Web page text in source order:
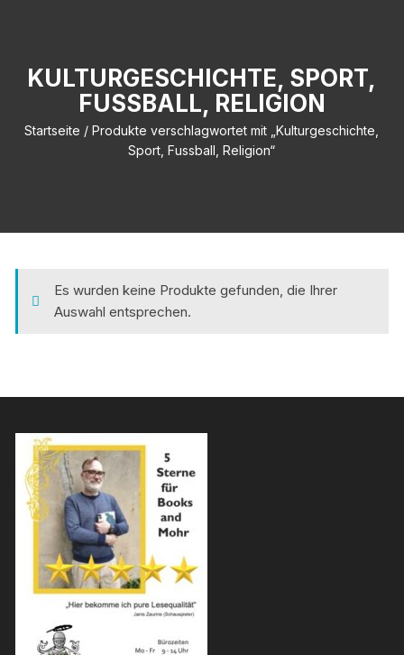
KULTURGESCHICHTE, SPORT,
FUSSBALL, RELIGION
Startseite / Produkte verschlagwortet mit „Kulturgeschichte,
Sport, Fussball, Religion“
Es wurden keine Produkte gefunden, die Ihrer
Auswahl entsprechen.